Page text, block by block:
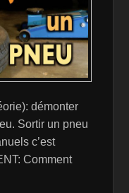
démonter
Sortir un pneu
c’est
Comment